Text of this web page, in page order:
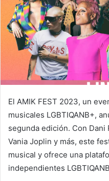
El AMIK FEST 2023, un
musicales LGBTIQANB+,
segunda edición. Con Dani
Vania Joplin y más, este
musical y ofrece una
independientes